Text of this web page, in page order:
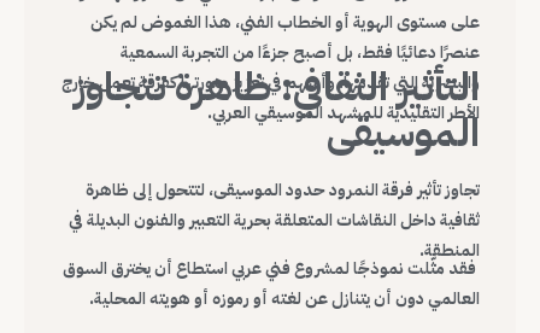
على مستوى الهوية أو الخطاب الفني، هذا الغموض لم يكن
عنصرًا دعائيًا فقط، بل أصبح جزءًا من التجربة السمعية
والبصرية التي تقدمها، وأسهم في تعزيز صورتها كفرقة تعمل خارج
الأطر التقليدية للمشهد الموسيقي العربي.
التأثير الثقافي: ظاهرة تتجاوز
الموسيقى
تجاوز تأثير فرقة النمرود حدود الموسيقى، لتتحول إلى ظاهرة
ثقافية داخل النقاشات المتعلقة بحرية التعبير والفنون البديلة في
المنطقة.
فقد مثّلت نموذجًا لمشروع فني عربي استطاع أن يخترق السوق
العالمي دون أن يتنازل عن لغته أو رموزه أو هويته المحلية.